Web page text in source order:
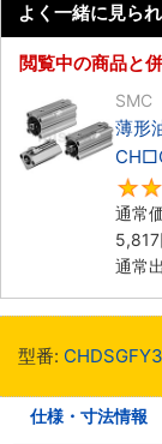
よく一緒に見ら
閲覧中の商品と
SMC
薄形
通常
5,817
通常
型番:
仕様・寸法情報